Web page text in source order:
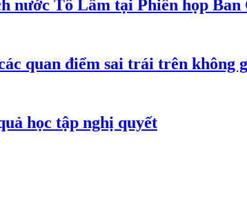
nước Tô Lâm tại Phiên họp
quan điểm sai trái trên không
học tập nghị quyết